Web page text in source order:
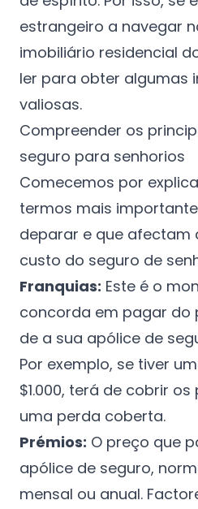
estrangeiro a navegar
imobiliário residencial
ler para obter algumas
valiosas.
Compreender os
seguro para senhorios
Comecemos por
termos mais
deparar e que afectam
custo do seguro de
Franquias: Este é o
concorda em pagar do
de a sua apólice de
Por exemplo, se tiver
$1.000, terá de cobrir os
uma perda coberta.
Prémios: O preço que
apólice de seguro,
mensal ou anual.